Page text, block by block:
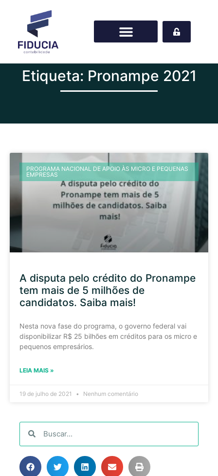
Etiqueta: Pronampe 2021
PROGRAMA NACIONAL DE APOIO ÀS MICRO E PEQUENAS
EMPRESAS
A disputa pelo crédito do Pronampe
tem mais de 5 milhões de
candidatos. Saiba mais!
Nesta nova fase do programa, o governo federal vai
disponibilizar R$ 25 bilhões em créditos para os micro e
pequenos empresários.
LEIA MAIS »
19 de julho de 2021 Nenhum comentário